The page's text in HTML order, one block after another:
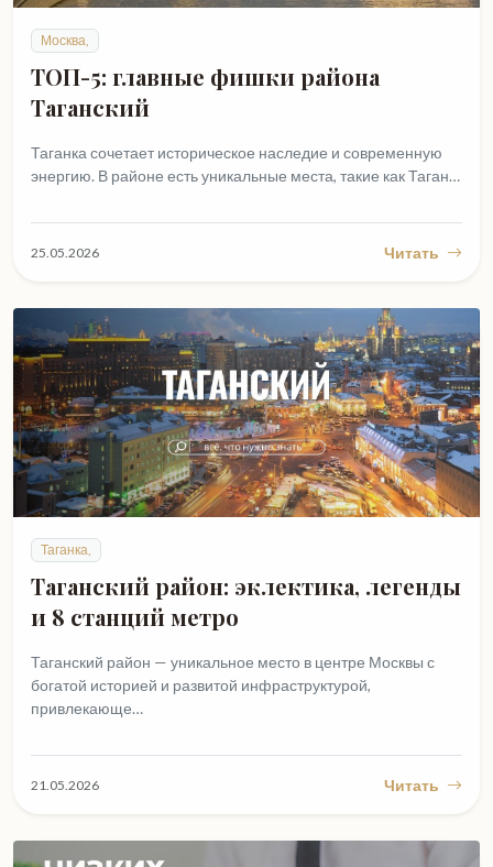
Москва,
ТОП-5: главные фишки района
Таганский
Таганка сочетает историческое наследие и современную
энергию. В районе есть уникальные места, такие как Таган…
25.05.2026 Читать
Таганка,
Таганский район: эклектика, легенды
и 8 станций метро
Таганский район — уникальное место в центре Москвы с
богатой историей и развитой инфраструктурой,
привлекающе…
21.05.2026 Читать